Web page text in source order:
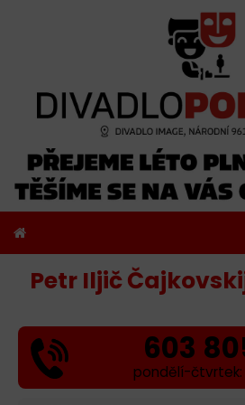
Petr Iljič
603
pondělí-čtvrtek: